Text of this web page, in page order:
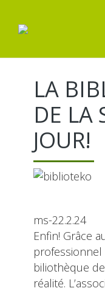
LA
DE LA
JOUR!
ms-22.2.24
Enfin! Grâce
professionnel
biliothèque
réalité.